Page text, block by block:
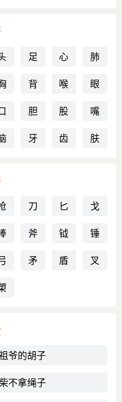
足 心
肺
背 喉
眼
胆 股
嘴
牙 齿 肤
刀 匕
戈
斧 钺
锤
矛 盾
叉
爷的胡子
不拿绳子